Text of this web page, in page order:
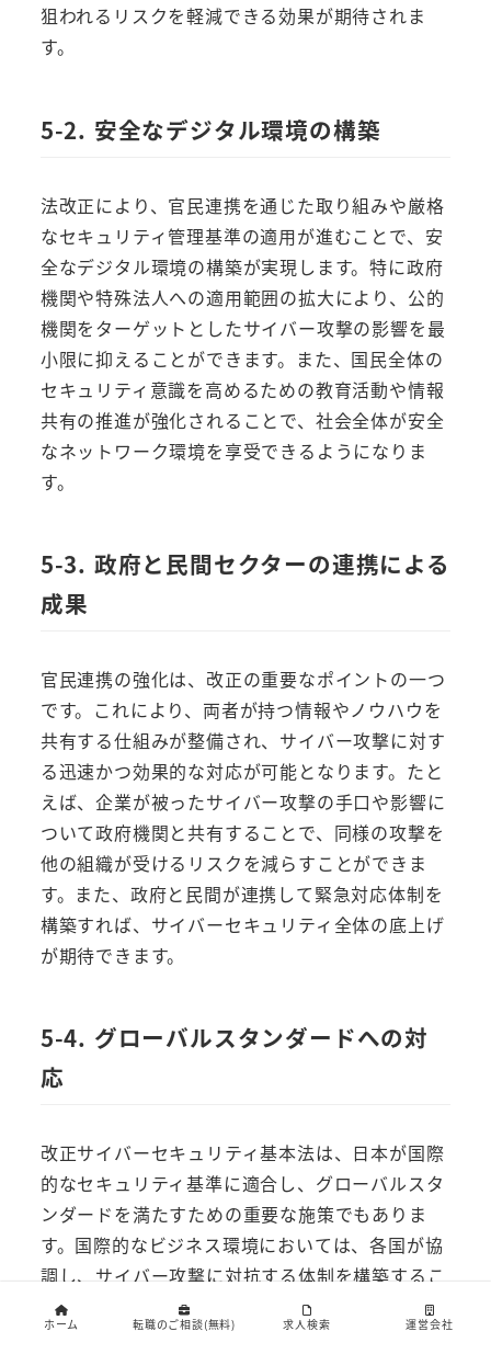
狙われるリスクを軽減できる効果が期待されま
す。
5-2. 安全なデジタル環境の構築
法改正により、官民連携を通じた取り組みや厳格
なセキュリティ管理基準の適用が進むことで、安
全なデジタル環境の構築が実現します。特に政府
機関や特殊法人への適用範囲の拡大により、公的
機関をターゲットとしたサイバー攻撃の影響を最
小限に抑えることができます。また、国民全体の
セキュリティ意識を高めるための教育活動や情報
共有の推進が強化されることで、社会全体が安全
なネットワーク環境を享受できるようになりま
す。
5-3. 政府と民間セクターの連携による
成果
官民連携の強化は、改正の重要なポイントの一つ
です。これにより、両者が持つ情報やノウハウを
共有する仕組みが整備され、サイバー攻撃に対す
る迅速かつ効果的な対応が可能となります。たと
えば、企業が被ったサイバー攻撃の手口や影響に
ついて政府機関と共有することで、同様の攻撃を
他の組織が受けるリスクを減らすことができま
す。また、政府と民間が連携して緊急対応体制を
構築すれば、サイバーセキュリティ全体の底上げ
が期待できます。
5-4. グローバルスタンダードへの対
応
改正サイバーセキュリティ基本法は、日本が国際
的なセキュリティ基準に適合し、グローバルスタ
ンダードを満たすための重要な施策でもありま
す。国際的なビジネス環境においては、各国が協
調し、サイバー攻撃に対抗する体制を構築するこ
とが求められています。この観点から、法整備を
通じて強化された日本のセキュリティ対策は、国
ホーム 転職のご相談(無料) 求人検索 運営会社